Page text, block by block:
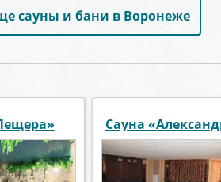
сауны и бани в Воронеже
Фокси
Банный
Космос